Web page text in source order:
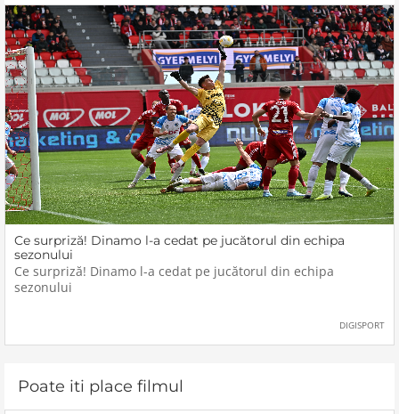
Ce surpriză! Dinamo l-a cedat pe jucătorul din echipa
sezonului
Ce surpriză! Dinamo l-a cedat pe jucătorul din echipa
sezonului
DIGISPORT
Poate iti place filmul